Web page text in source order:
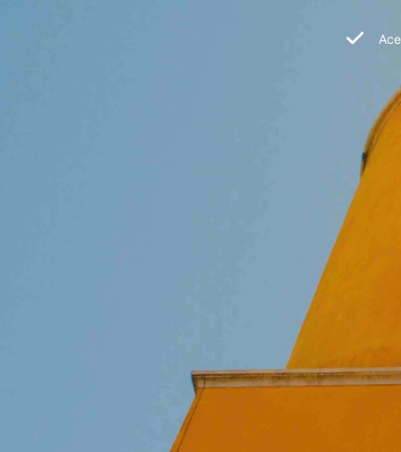
A VPN mais confiável
A melhor VPN de Portugal